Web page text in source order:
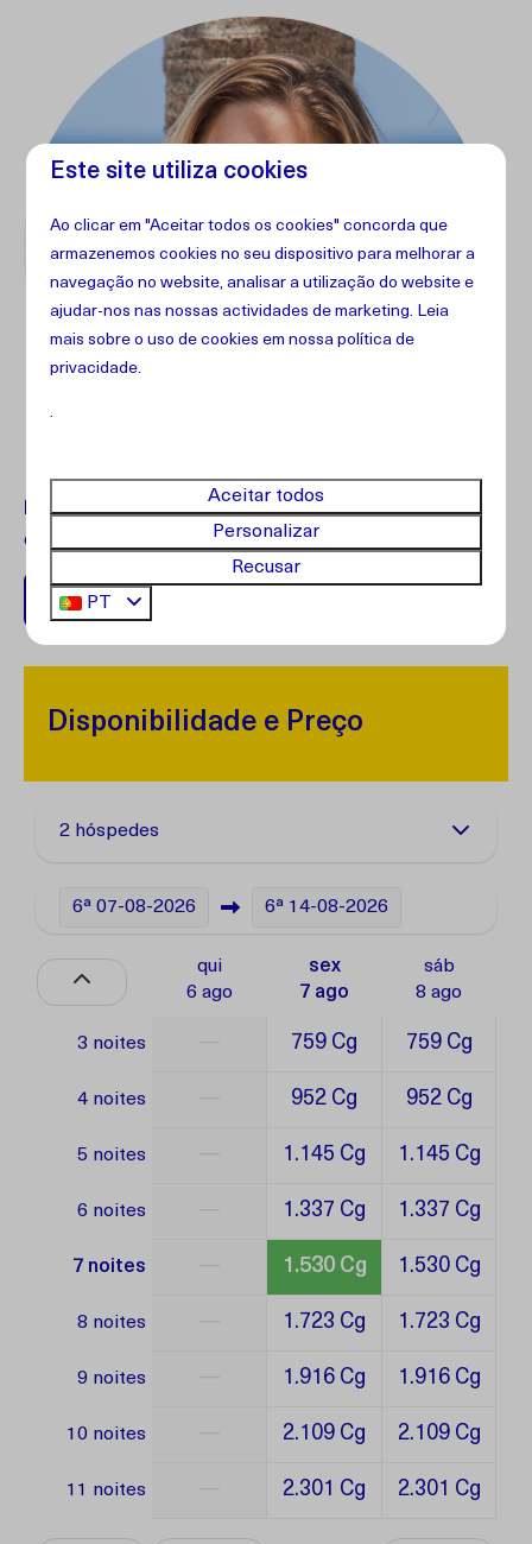
Dúvidas?Entre em contato com nosso atendimento ao
cliente.
+599 96762408
Disponibilidade e Preço
2 hóspedes
6ª 07-08-2026 6ª 14-08-2026
qui
6 ago
sex
7 ago
sáb
8 ago
3 noites 759 Cg 759 Cg
4 noites 952 Cg 952 Cg
5 noites 1.145 Cg 1.145 Cg
6 noites 1.337 Cg 1.337 Cg
7 noites 1.530 Cg 1.530 Cg
8 noites 1.723 Cg 1.723 Cg
9 noites 1.916 Cg 1.916 Cg
10 noites 2.109 Cg 2.109 Cg
11 noites 2.301 Cg 2.301 Cg
Este site utiliza cookies
Ao clicar em "Aceitar todos os cookies" concorda que
armazenemos cookies no seu dispositivo para melhorar a
navegação no website, analisar a utilização do website e
ajudar-nos nas nossas actividades de marketing. Leia
mais sobre o uso de cookies emnossa política de
privacidade.
.
Aceitar todos
Personalizar
Recusar
PT